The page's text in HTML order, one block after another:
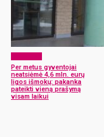
Per metus gyventojai
neatsiėmė 4,6 mln. eurų
ligos išmokų: pakanka
pateikti vieną prašymą
visam laikui